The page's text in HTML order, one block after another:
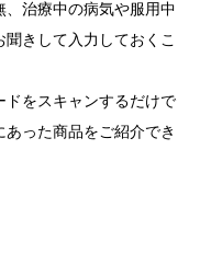
治療中の病気や服用中
きして入力しておくこ
ドをスキャンするだけで
った商品をご紹介でき